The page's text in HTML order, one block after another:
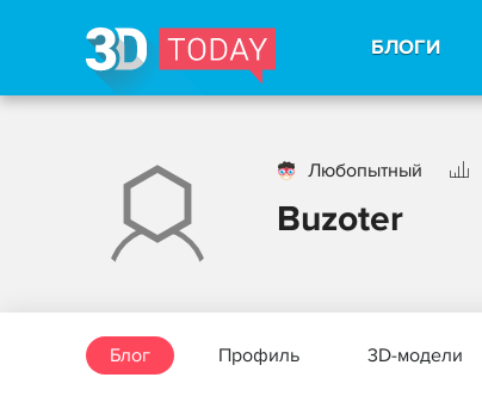
БЛОГИ
Любопытный
Buzoter
Блог Профиль 3D-модели